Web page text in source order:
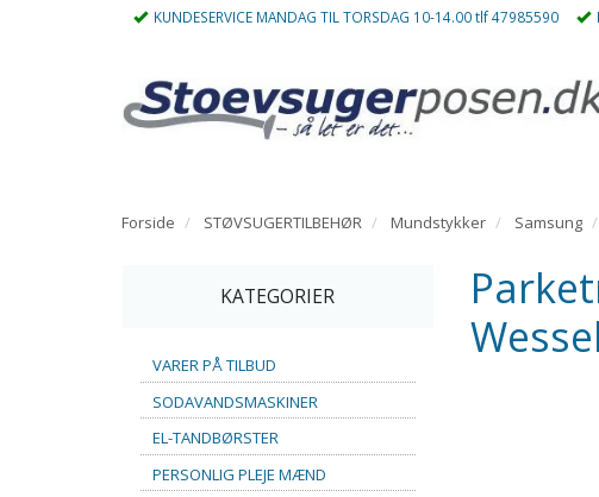
KUNDESERVICE MANDAG TIL TORSDAG 10-14.00 tlf 47985590
Forside STØVSUGERTILBEHØR Mundstykker Samsung
KATEGORIER
VARER PÅ TILBUD
SODAVANDSMASKINER
EL-TANDBØRSTER
PERSONLIG PLEJE MÆND